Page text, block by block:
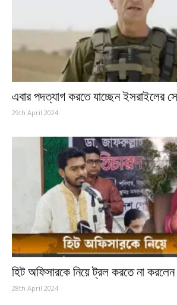
এবার পদত্যাগ করতে যাচ্ছেন ইসরাইলের
29th April 2024
হিট অফিসারকে নিয়ে ট্রল করতে না
28th April 2024